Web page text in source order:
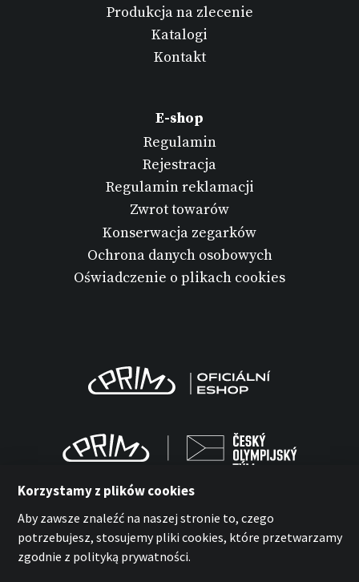
Produkcja na zlecenie
Katalogi
Kontakt
E-shop
Regulamin
Rejestracja
Regulamin reklamacji
Zwrot towarów
Konserwacja zegarków
Ochrona danych osobowych
Oświadczenie o plikach cookies
MPM-Quality Sp. z o.o. 2026
with
by esmedia
Korzystamy z plików cookies
Aby zawsze znaleźć na naszej stronie to, czego
potrzebujesz, stosujemy pliki cookies, które przetwarzamy
zgodnie z polityką prywatności.